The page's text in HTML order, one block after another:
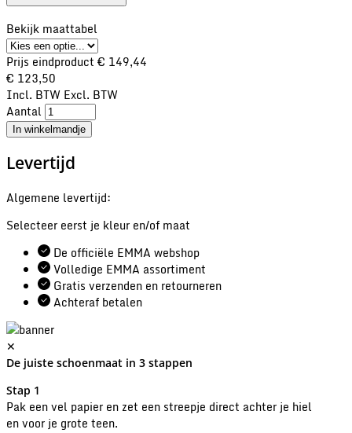
Bekijk maattabel
Prijs eindproduct € 149,44
€ 123,50
Incl. BTW Excl. BTW
Aantal
In winkelmandje
Levertijd
Algemene levertijd:
Selecteer eerst je kleur en/of maat
De officiële EMMA webshop
Volledige EMMA assortiment
Gratis verzenden en retourneren
Achteraf betalen
✕
De juiste schoenmaat in 3 stappen
Stap 1
Pak een vel papier en zet een streepje direct achter je hiel
en voor je grote teen.